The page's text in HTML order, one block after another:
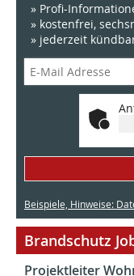
» Profi-
» kostenfrei,
» jederzeit
Beispiele, Hinweise:
Brandschutz
Projektleiter